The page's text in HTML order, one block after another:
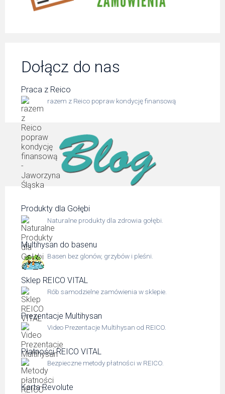
Dołącz do nas
Praca z Reico
razem z Reico popraw kondycję finansową
Produkty dla Gołębi
Naturalne produkty dla zdrowia gołębi.
Multihysan do basenu
Basen bez glonów, grzybów i pleśni.
Sklep REICO VITAL
Rób samodzielne zamówienia w sklepie.
Prezentacje Multihysan
Video Prezentacje Multihysan od REICO.
Płatności REICO VITAL
Bezpieczne metody płatności w REICO.
Karta Revolute